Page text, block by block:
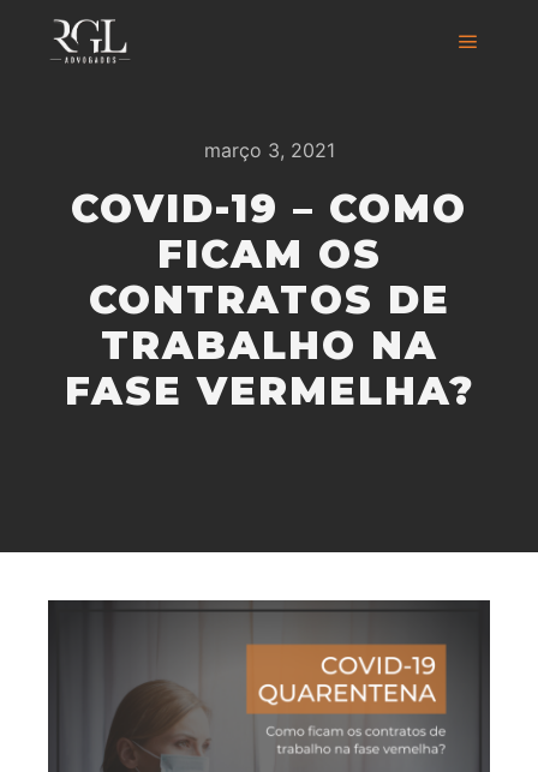
março 3, 2021
COVID-19 – COMO
FICAM OS
CONTRATOS DE
TRABALHO NA
FASE VERMELHA?